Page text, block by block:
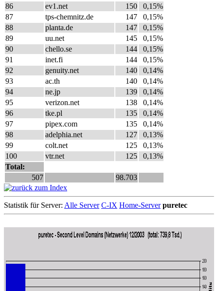
86
ev1.net 150
0,15%
87
tps-chemnitz.de 147
0,15%
88
planta.de 147
0,15%
89
uu.net 145
0,15%
90
chello.se 144
0,15%
91
inet.fi 144
0,15%
92
genuity.net 140
0,14%
93
ac.th 140
0,14%
94
ne.jp 139
0,14%
95
verizon.net 138
0,14%
96
tke.pl 135
0,14%
97
pipex.com 135
0,14%
98
adelphia.net 127
0,13%
99
colt.net 125
0,13%
100
vtr.net 125
0,13%
Total:
507
98.703
Statistik für Server: Alle Server C-IX Home-Server puretec